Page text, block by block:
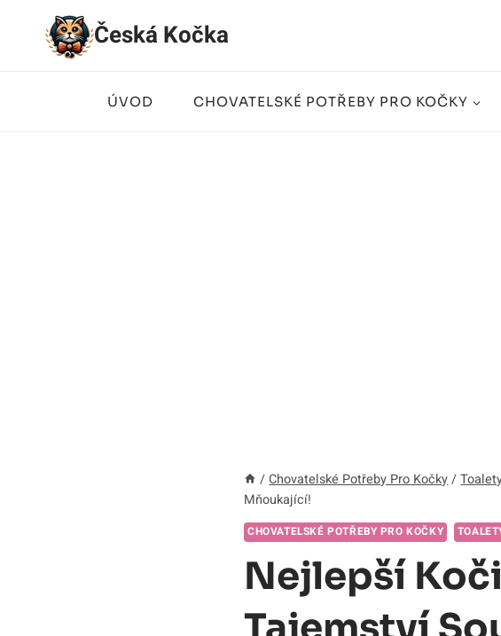
Přeskočit
Česká Kočka
ÚVOD CHOVATELSKÉ POTŘEBY PRO KOČKY
/ Chovatelské Potřeby Pro Kočky /
Mňoukající!
CHOVATELSKÉ POTŘEBY PRO KOČKY
Nejlepší